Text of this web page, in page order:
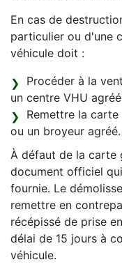
En cas de
particulier ou d'une
véhicule doit :
Procéder à la
un centre VHU
Remettre la
ou un broyeur agréé.
À défaut de la carte
document officiel
fournie. Le
remettre en
récépissé de prise
délai de 15 jours à
véhicule.